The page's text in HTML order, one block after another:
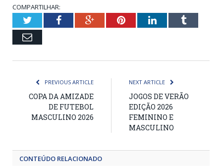
COMPARTILHAR:
TwitterFacebookGoogle+PinterestLinkedInTumblr
Email
PREVIOUS ARTICLE
COPA DA AMIZADE
DE FUTEBOL
MASCULINO 2026
NEXT ARTICLE
JOGOS DE VERÃO
EDIÇÃO 2026
FEMININO E
MASCULINO
CONTEÚDO RELACIONADO